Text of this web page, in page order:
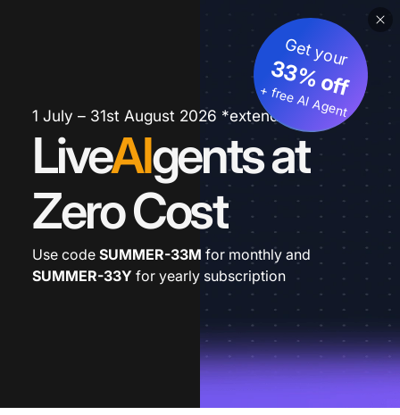
1 July – 31st August 2026 *extended
LiveAIgents at
Zero Cost
Get your
33% off
+ free AI Agent
Use code SUMMER-33M for monthly and
SUMMER-33Y for yearly subscription